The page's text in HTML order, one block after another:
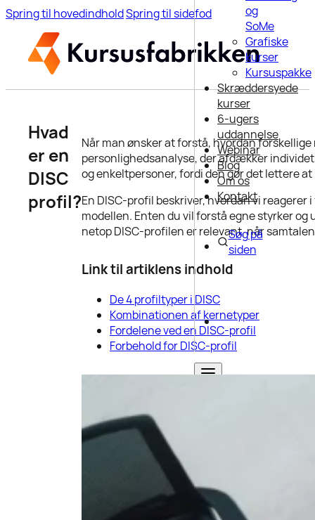
Spring til hovedindholdSpring til sidefod
og
SoMe
Grafiske
kurser
Kursuspakke
Skræddersyede
kurser
6-ugers
uddannelse
Webinar
Blog
Om os
Kontakt
Søg på
siden
Hvad
er en
DISC
profil?
Når man ønsker at forstå, hvordan
personlighedsanalyse, der afdækker
og enkeltpersoner, fordi den gør det lettere
En DISC-profil beskriver, hvordan vi
modellen. Enten du vil forstå egne styrker
netop DISC-profilen er relevant, når
Link til artiklens indhold
De 4 profiltyper i DISC
Kombinationen af kernetyper
Fordelene ved en DISC-profil
Forbehold for DISC-profil